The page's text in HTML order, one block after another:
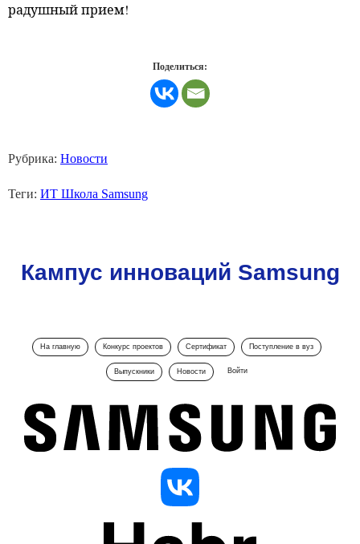
радушный прием!
Поделиться:
Рубрика: Новости
Теги: ИТ Школа Samsung
Кампус инноваций Samsung
На главную Конкурс проектов Сертификат Поступление в вуз
Выпускники Новости Войти